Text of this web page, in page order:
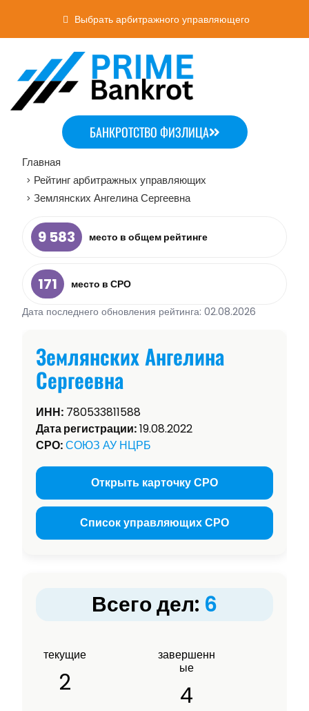
Выбрать арбитражного управляющего
БАНКРОТСТВО ФИЗЛИЦА
Главная
> Рейтинг арбитражных управляющих
> Землянских Ангелина Сергеевна
9 583 место в общем рейтинге
171
место в СРО
Дата последнего обновления рейтинга: 02.08.2026
Землянских Ангелина
Сергеевна
ИНН: 780533811588
Дата регистрации:19.08.2022
СРО:СОЮЗ АУ НЦРБ
Открыть карточку СРО
Список управляющих СРО
Всего дел: 6
текущие
2
завершенн
ые
4